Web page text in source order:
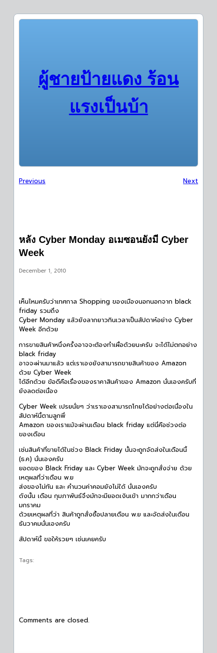
ผู้ชายป้ายแดง ร้อน
แรงเป็นบ้า
Previous Next
หลัง Cyber Monday อเมซอนยังมี Cyber
Week
December 1, 2010
เห็นไหมครับว่าเทศกาล Shopping ของเมืองนอกนอกจาก black
friday รวมถึง
Cyber Monday แล้วยังลากยาวกินเวลาเป็นสัปดาห์อย่าง Cyber
Week อีกด้วย
การขายสินค้าหนึ่งครั้งอาจจะต้องทำเผื่อด้วยนะครับ จะได้ไม่ตกอย่าง
black friday
อาจจะผ่านมาแล้ว แต่เราเองยังสามารถขายสินค้าของ Amazon
ด้วย Cyber Week
ได้อีกด้วย ข้อดีคือเรื่องของราคาสินค้าของ Amazon นั่นเองครับที่
ยังลดต่อเนื่อง
Cyber Week เปรยนั่ยๆ ว่าเราเองสามารถโกยได้อย่างต่อเนื่องใน
สัปดาห์นี้ตามลูกพี่
Amazon ของเราแม้จะผ่านเดือน black friday แต่นี่คือช่วงต่อ
ของเดือน
เช่นสินค้าที่ขายได้ในช่วง Black Friday นั้นจะถูกจัดส่งในเดือนนี้
(ธ.ค) นั่นเองครับ
ยอดของ Black Friday และ Cyber Week มักจะถูกสั่งจ่าย ด้วย
เหตุผลที่ว่าเดือน พ.ย
ส่งของไม่ทัน และ คำนวนค่าคอมยังไม่ใด้ นั่นเองครับ
ดังนั้น เดือน กุมภาพันธ์จึงมักจะมียอดเงินเข้า มากกว่าเดือน
มกราคม
ด้วยเหตุผลที่ว่า สินค้าถูกสั่งซื้อปลายเดือน พ.ย และจัดส่งในเดือน
ธันวาคมนั่นเองครับ
สัปดาห์นี้ ขอให้รวยๆ เช่นเคยครับ
Tags:
Comments are closed.